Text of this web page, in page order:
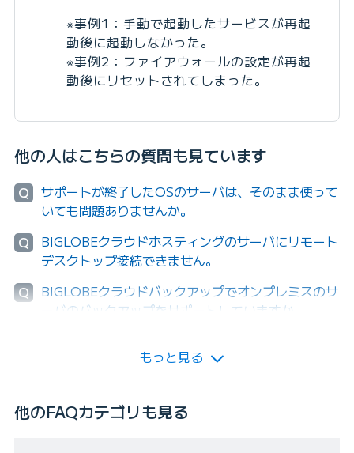
※事例1：手動で起動したサービスが再起
動後に起動しなかった。
※事例2：ファイアウォールの設定が再起
動後にリセットされてしまった。
他の人はこちらの質問も見ています
Q
サポートが終了したOSのサーバは、そのまま使って
いても問題ありませんか。
Q
BIGLOBEクラウドホスティングのサーバにリモート
デスクトップ接続できません。
Q
BIGLOBEクラウドバックアップでオンプレミスのサ
ーバのバックアップをサポートしていますか。
もっと見る
他のFAQカテゴリも見る